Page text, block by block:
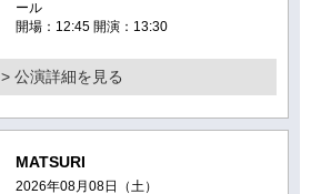
ール
開場：12:45 開演：13:30
> 公演詳細を見る
MATSURI
2026年08月08日（土）